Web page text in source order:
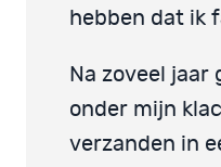
hebben dat ik
Na zoveel jaar
onder mijn
verzanden in